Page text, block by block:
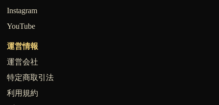
Instagram
YouTube
運営情報
運営会社
特定商取引法
利用規約